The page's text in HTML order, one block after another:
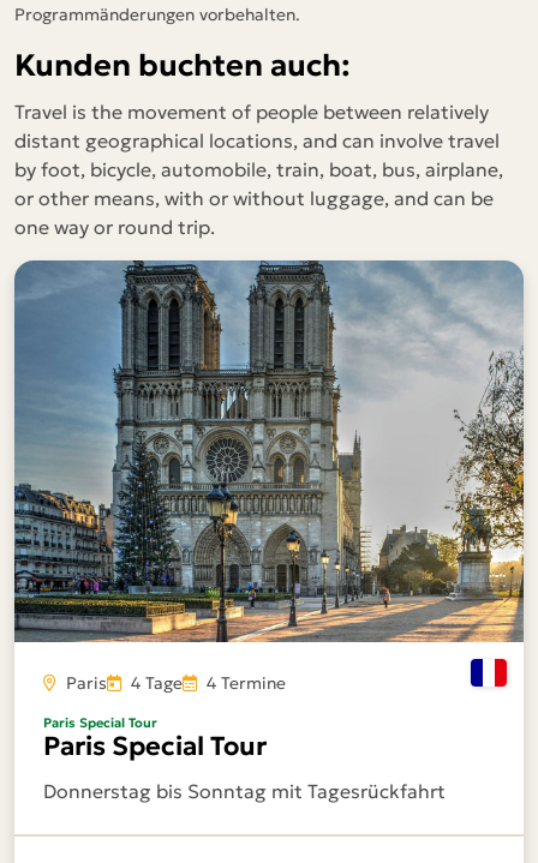
Programmänderungen vorbehalten.
Kunden buchten auch:
Travel is the movement of people between relatively
distant geographical locations, and can involve travel
by foot, bicycle, automobile, train, boat, bus, airplane,
or other means, with or without luggage, and can be
one way or round trip.
Paris 4 Tage 4 Termine
Paris Special Tour
Paris Special Tour
Donnerstag bis Sonntag mit Tagesrückfahrt